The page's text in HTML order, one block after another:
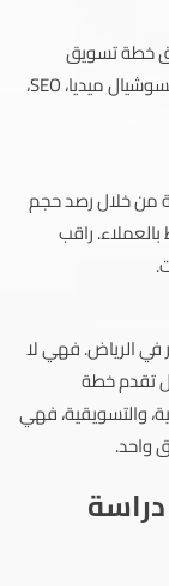
خطة تسويق
متكاملة تشمل القنوات الرقمية والتقليدية مثل السوشيال ميديا، SEO،
من خلال رصد حجم
راقب
في الرياض. فهي لا
تقدم خطة
والتسويقية، فهي
واحد.